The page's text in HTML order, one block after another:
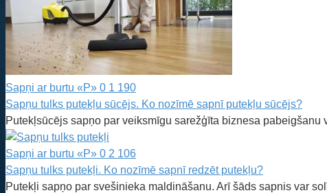
Sapņi ar burtu «P» 0 1 190
Sapņu tulks putekļu sūcējs. Ko nozīmē sapnī putekļu sūcējs?
Putekļsūcējs sapņo par veiksmīgu sarežģīta biznesa
Sapņi ar burtu «P» 0 2 106
Sapņu tulks putekļi. Ko nozīmē sapnī redzēt putekļu?
Putekļi sapņo par svešinieka maldināšanu. Arī šāds sapnis var